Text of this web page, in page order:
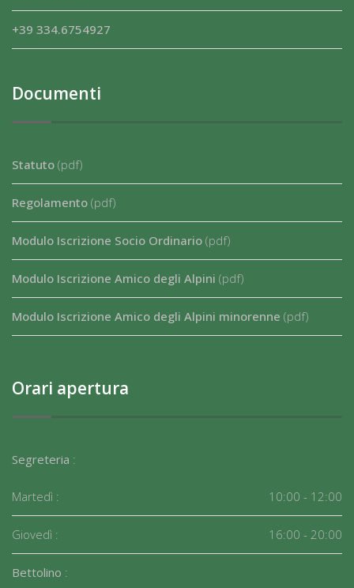
+39 334.6754927
Documenti
Statuto (pdf)
Regolamento (pdf)
Modulo Iscrizione Socio Ordinario (pdf)
Modulo Iscrizione Amico degli Alpini (pdf)
Modulo Iscrizione Amico degli Alpini minorenne (pdf)
Orari apertura
Segreteria :
Martedì : 10:00 - 12:00
Giovedì : 16:00 - 20:00
Bettolino :